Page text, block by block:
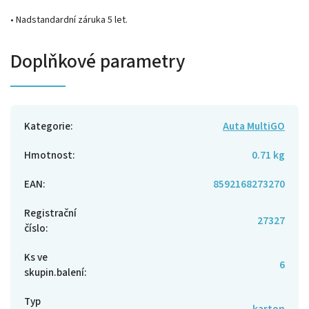
• Nadstandardní záruka 5 let.
Doplňkové parametry
Kategorie:
Auta MultiGO
Hmotnost:
0.71 kg
EAN:
8592168273270
Registrační
číslo: 27327
Ks ve
skupin.balení: 6
Typ